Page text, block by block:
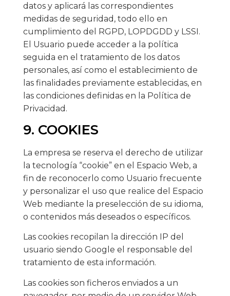
datos y aplicará las correspondientes
medidas de seguridad, todo ello en
cumplimiento del RGPD, LOPDGDD y LSSI.
El Usuario puede acceder a la política
seguida en el tratamiento de los datos
personales, así como el establecimiento de
las finalidades previamente establecidas, en
las condiciones definidas en la Política de
Privacidad.
9. COOKIES
La empresa se reserva el derecho de utilizar
la tecnología “cookie” en el Espacio Web, a
fin de reconocerlo como Usuario frecuente
y personalizar el uso que realice del Espacio
Web mediante la preselección de su idioma,
o contenidos más deseados o específicos.
Las cookies recopilan la dirección IP del
usuario siendo Google el responsable del
tratamiento de esta información.
Las cookies son ficheros enviados a un